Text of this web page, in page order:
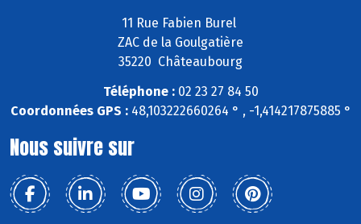
11 Rue Fabien Burel
ZAC de la Goulgatière
35220 Châteaubourg
Téléphone :02 23 27 84 50
Coordonnées GPS :48,103222660264 ° , -1,414217875885 °
Nous suivre sur